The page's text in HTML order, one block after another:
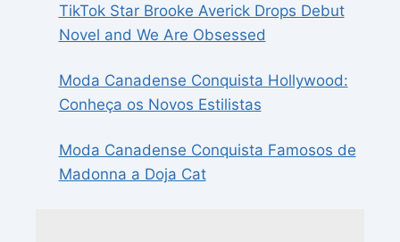
TikTok Star Brooke Averick Drops Debut
Novel and We Are Obsessed
Moda Canadense Conquista Hollywood:
Conheça os Novos Estilistas
Moda Canadense Conquista Famosos de
Madonna a Doja Cat